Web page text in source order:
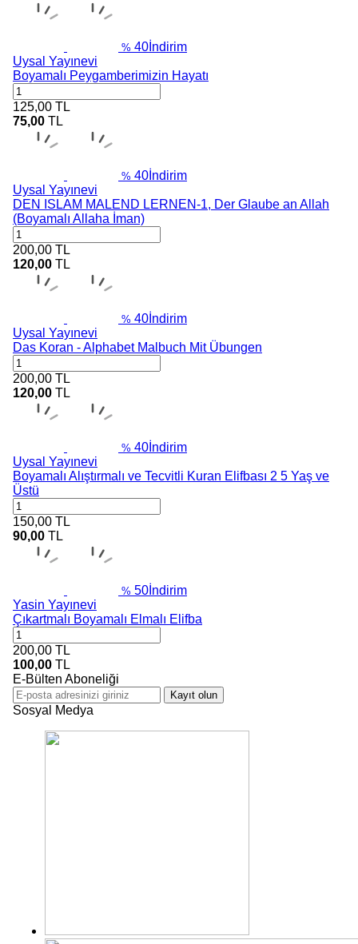
% 40 İndirim
Uysal Yayınevi
Boyamalı Peygamberimizin Hayatı
125,00 TL
75,00 TL
% 40 İndirim
Uysal Yayınevi
DEN ISLAM MALEND LERNEN-1, Der Glaube an Allah
(Boyamalı Allaha İman)
200,00 TL
120,00 TL
% 40 İndirim
Uysal Yayınevi
Das Koran - Alphabet Malbuch Mit Übungen
200,00 TL
120,00 TL
% 40 İndirim
Uysal Yayınevi
Boyamalı Alıştırmalı ve Tecvitli Kuran Elifbası 2 5 Yaş ve
Üstü
150,00 TL
90,00 TL
% 50 İndirim
Yasin Yayınevi
Çıkartmalı Boyamalı Elmalı Elifba
200,00 TL
100,00 TL
E-Bülten Aboneliği
Kayıt olun
Sosyal Medya